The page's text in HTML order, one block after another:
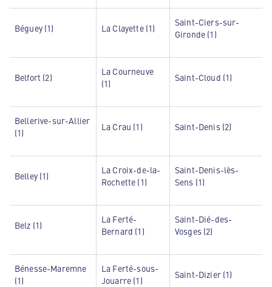
Béguey (1) La Clayette (1)
Saint-Ciers-sur-
Gironde (1)
Belfort (2)
La Courneuve
(1)
Saint-Cloud (1)
Bellerive-sur-Allier
(1)
La Crau (1) Saint-Denis (2)
Belley (1)
La Croix-de-la-
Rochette (1)
Saint-Denis-lès-
Sens (1)
Belz (1)
La Ferté-
Bernard (1)
Saint-Dié-des-
Vosges (2)
Bénesse-Maremne
(1)
La Ferté-sous-
Jouarre (1)
Saint-Dizier (1)